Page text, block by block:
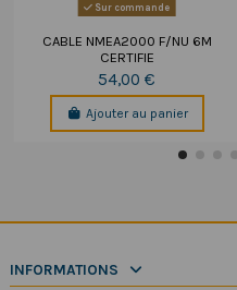
Sur commande
CABLE NMEA2000 F/NU 6M
CERTIFIE
54,00 €
Ajouter au panier
INFORMATIONS